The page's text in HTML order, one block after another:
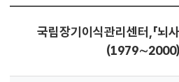
국립장기이식관리센터,「뇌
(1979∼2000)